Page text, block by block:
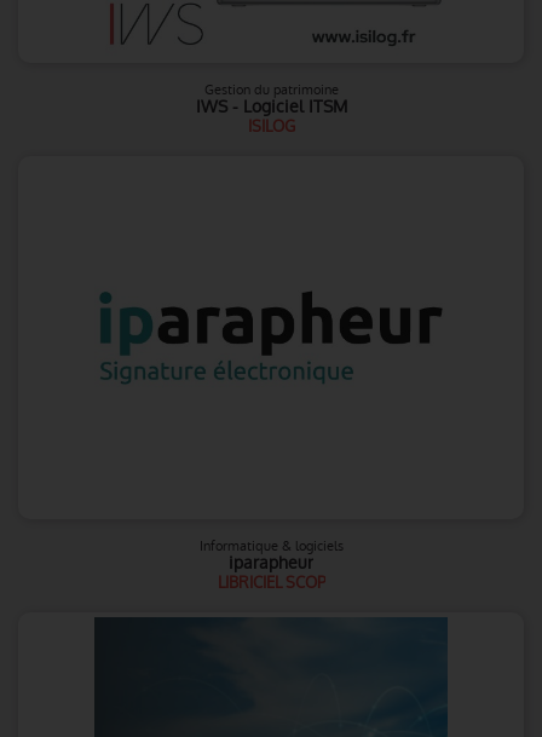
Gestion du patrimoine
IWS - Logiciel ITSM
ISILOG
Informatique & logiciels
iparapheur
LIBRICIEL SCOP